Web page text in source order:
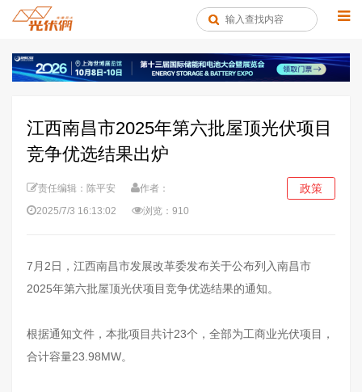
江西南昌市2025年第六批屋顶光伏项目
竞争优选结果出炉
责任编辑：陈平安
作者：
2025/7/3 16:13:02
浏览：910
政策
7月2日，江西南昌市发展改革委发布关于公布列入南昌市
2025年第六批屋顶光伏项目竞争优选结果的通知。
根据通知文件，本批项目共计23个，全部为工商业光伏项目，
合计容量23.98MW。